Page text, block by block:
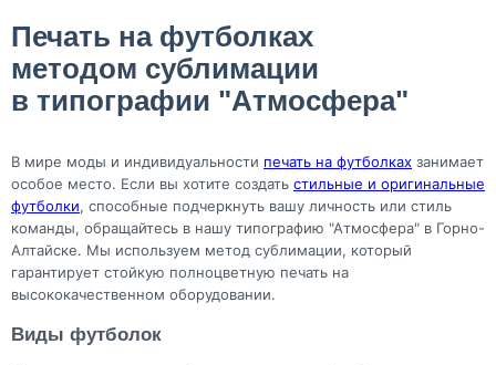
Печать на футболках
методом сублимации
в типографии "Атмосфера"
В мире моды и индивидуальности печать на футболках занимает
особое место. Если вы хотите создать стильные и оригинальные
футболки, способные подчеркнуть вашу личность или стиль
команды, обращайтесь в нашу типографию "Атмосфера" в Горно-
Алтайске. Мы используем метод сублимации, который
гарантирует стойкую полноцветную печать на
высококачественном оборудовании.
Виды футболок